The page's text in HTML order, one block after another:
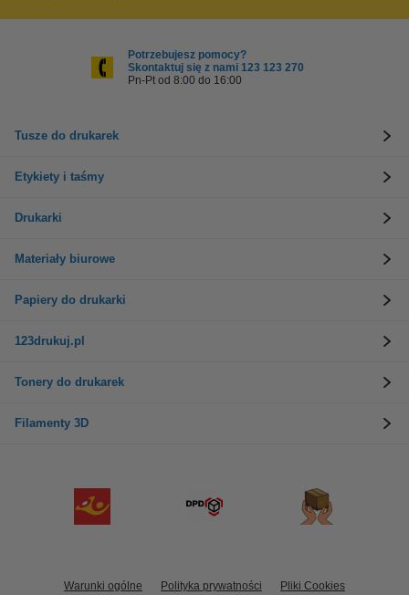
Potrzebujesz pomocy?
Skontaktuj się z nami 123 123 270
Pn-Pt od 8:00 do 16:00
Tusze do drukarek
Etykiety i taśmy
Drukarki
Materiały biurowe
Papiery do drukarki
123drukuj.pl
Tonery do drukarek
Filamenty 3D
Warunki ogólne Polityka prywatności Pliki Cookies